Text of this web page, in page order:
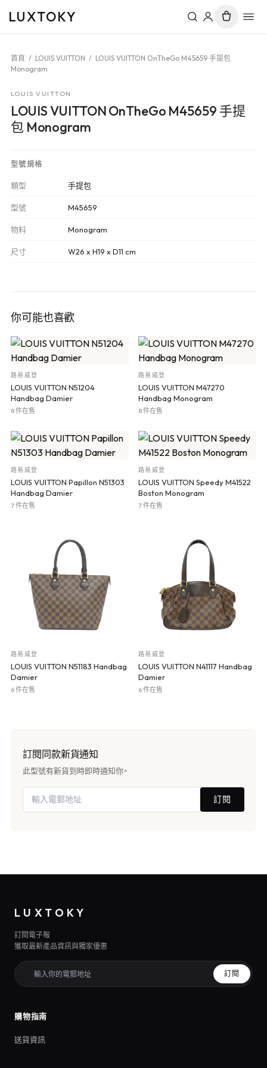
LUXTOKY
首頁 / LOUIS VUITTON / LOUIS VUITTON OnTheGo M45659 手提包
Monogram
LOUIS VUITTON
LOUIS VUITTON OnTheGo M45659 手提
包 Monogram
型號規格
類型 手提包
型號 M45659
物料 Monogram
尺寸 W26 x H19 x D11 cm
你可能也喜歡
路易威登
LOUIS VUITTON N51204
Handbag Damier
8 件在售
路易威登
LOUIS VUITTON M47270
Handbag Monogram
8 件在售
路易威登
LOUIS VUITTON Papillon N51303
Handbag Damier
7 件在售
路易威登
LOUIS VUITTON Speedy M41522
Boston Monogram
7 件在售
路易威登
LOUIS VUITTON N51183 Handbag
Damier
6 件在售
路易威登
LOUIS VUITTON N41117 Handbag
Damier
6 件在售
訂閱同款新貨通知
此型號有新貨到時即時通知你。
訂閱
LUXTOKY
訂閱電子報
獲取最新產品資訊與獨家優惠
訂閱
購物指南
送貨資訊